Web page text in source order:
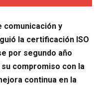
comunicación y
la certificación ISO
por segundo año
compromiso con la
continua en la